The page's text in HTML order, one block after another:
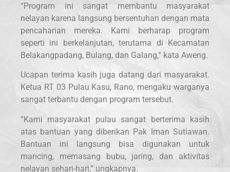
“Program ini sangat membantu masyarakat
nelayan karena langsung bersentuhan dengan mata
pencaharian mereka. Kami berharap program
seperti ini berkelanjutan, terutama di Kecamatan
Belakangpadang, Bulang, dan Galang,” kata Aweng.
Ucapan terima kasih juga datang dari masyarakat.
Ketua RT 03 Pulau Kasu, Rano, mengaku warganya
sangat terbantu dengan program tersebut.
“Kami masyarakat pulau sangat berterima kasih
atas bantuan yang diberikan Pak Iman Sutiawan.
Bantuan ini langsung bisa digunakan untuk
mancing, memasang bubu, jaring, dan aktivitas
nelayan sehari-hari,” ungkapnya.